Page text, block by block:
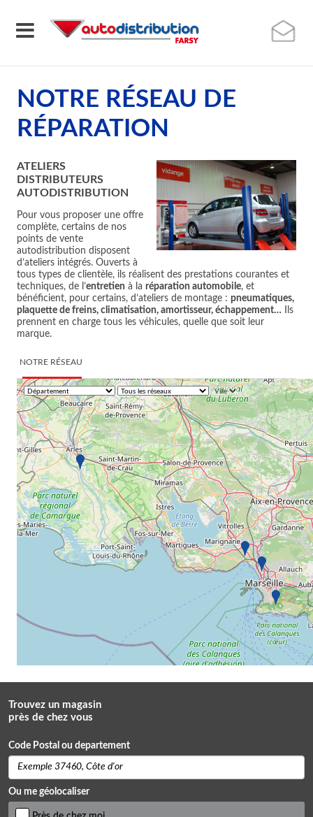
NOTRE RÉSEAU DE
RÉPARATION
ATELIERS
DISTRIBUTEURS
AUTODISTRIBUTION
Pour vous proposer une offre
complète, certains de nos
points de vente
autodistribution disposent
d’ateliers intégrés. Ouverts à
tous types de clientèle, ils réalisent des prestations courantes et
techniques, de l’entretien à la réparation automobile, et
bénéficient, pour certains, d’ateliers de montage : pneumatiques,
plaquette de freins, climatisation, amortisseur, échappement… Ils
prennent en charge tous les véhicules, quelle que soit leur
marque.
NOTRE RÉSEAU
Trouvez un magasin
près de chez vous
Code Postal ou departement
Ou me géolocaliser